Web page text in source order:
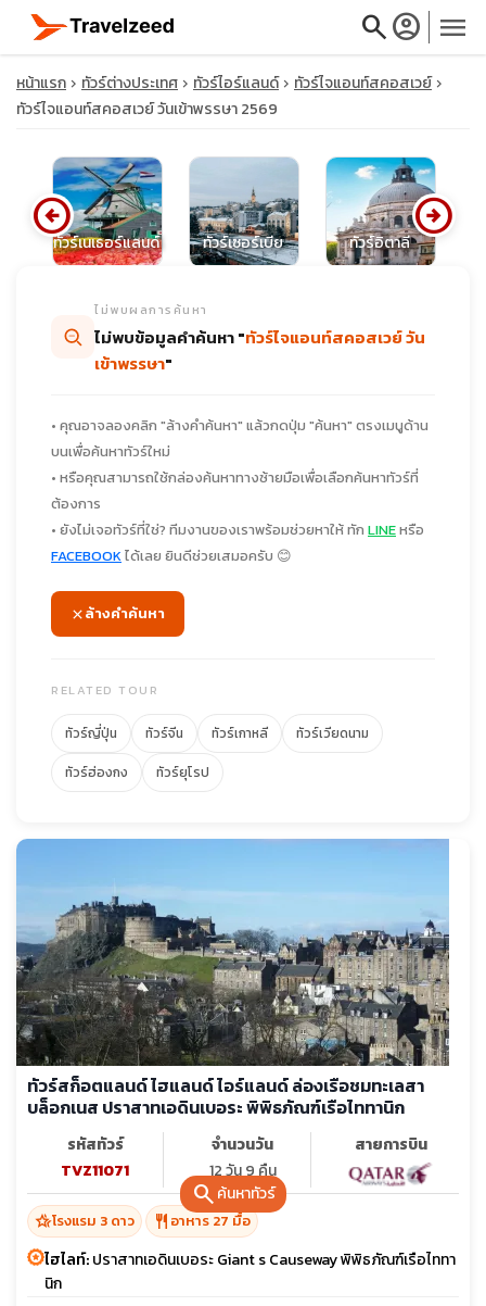
searchaccount_circle menu
close
travel_explore
หน้าแรก ทัวร์ต่างประเทศ ทัวร์ไอร์แลนด์
ทัวร์ไจแอนท์สคอสเวย์
ทัวร์ไจแอนท์สคอสเวย์ วันเข้าพรรษา 2569
ทัวร์เนเธอร์แลนด์ ทัวร์เซอร์เบีย ทัวร์อิตาลี
arrow_circle_left arrow_circle_right
searchค้นหาทัวร์
ไม่พบผลการค้นหา
ไม่พบข้อมูลคำค้นหา "ทัวร์ไจแอนท์สคอสเวย์ วัน
เข้าพรรษา"
• คุณอาจลองคลิก "ล้างคำค้นหา" แล้วกดปุ่ม "ค้นหา" ตรงเมนูด้าน
บนเพื่อค้นหาทัวร์ใหม่
• หรือคุณสามารถใช้กล่องค้นหาทางซ้ายมือเพื่อเลือกค้นหาทัวร์ที่
ต้องการ
• ยังไม่เจอทัวร์ที่ใช่? ทีมงานของเราพร้อมช่วยหาให้ ทัก LINEหรือ
FACEBOOKได้เลย ยินดีช่วยเสมอครับ 😊
ล้างคำค้นหา
RELATED TOUR
ทัวร์ญี่ปุ่น ทัวร์จีน ทัวร์เกาหลี
ทัวร์เวียดนาม
ทัวร์ฮ่องกง
ทัวร์ยุโรป
ทัวร์สก็อตแลนด์ ไฮแลนด์ ไอร์แลนด์ ล่องเรือชมทะเลสา
บล็อกเนส ปราสาทเอดินเบอระ พิพิธภัณฑ์เรือไททานิก
รหัสทัวร์
TVZ11071
จำนวนวัน
12 วัน 9 คืน
สายการบิน
hotel_classโรงแรม 3 ดาว restaurant อาหาร 27 มื้อ
ไฮไลท์:ปราสาทเอดินเบอระ Giant s Causeway พิพิธภัณฑ์เรือไททา
นิก